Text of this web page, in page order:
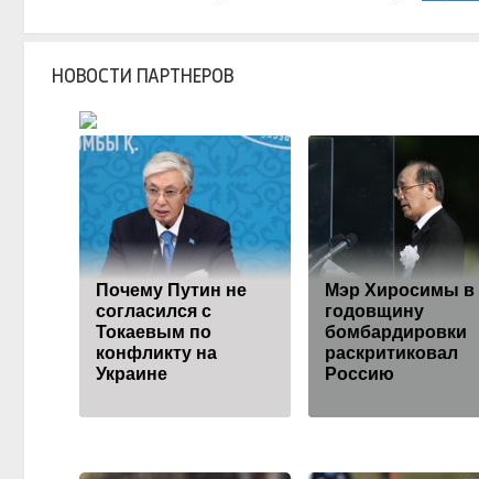
НОВОСТИ ПАРТНЕРОВ
Почему Путин не
согласился с
Токаевым по
конфликту на
Украине
Мэр Хиросимы в
годовщину
бомбардировки
раскритиковал
Россию